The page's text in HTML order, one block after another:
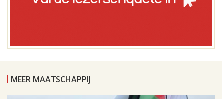
MEER MAATSCHAPPIJ